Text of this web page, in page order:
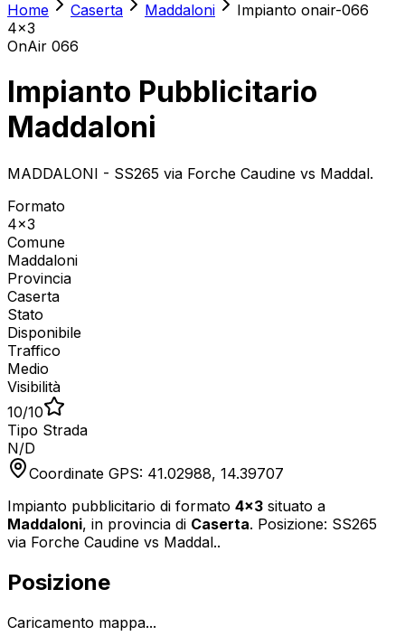
Home Caserta Maddaloni
Impianto onair-066
4x3
OnAir 066
Impianto Pubblicitario
Maddaloni
MADDALONI - SS265 via Forche Caudine vs Maddal.
Formato
4x3
Comune
Maddaloni
Provincia
Caserta
Stato
Disponibile
Traffico
Medio
Visibilità
10/10
Tipo Strada
N/D
Coordinate GPS: 41.02988, 14.39707
Impianto pubblicitario di formato 4x3 situato a
Maddaloni, in provincia di Caserta. Posizione: SS265
via Forche Caudine vs Maddal..
Posizione
Caricamento mappa...